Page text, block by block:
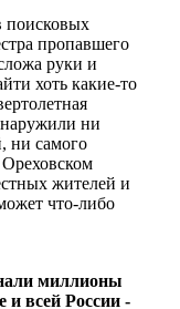
поисковых
пропавшего
руки и
хоть какие-то
ни
ни самого
жителей и
что-либо
миллионы
и всей России -